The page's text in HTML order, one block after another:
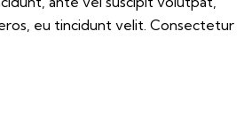
eu tincidunt velit. Consectetur